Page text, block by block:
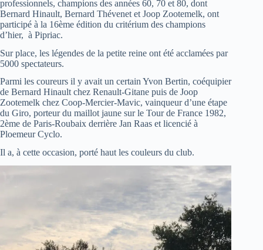
professionnels, champions des années 60, 70 et 80, dont
Bernard Hinault, Bernard Thévenet et Joop Zootemelk, ont
participé à la 16ème édition du critérium des champions
d’hier, à Pipriac.
Sur place, les légendes de la petite reine ont été acclamées par
5000 spectateurs.
Parmi les coureurs il y avait un certain Yvon Bertin, coéquipier
de Bernard Hinault chez Renault-Gitane puis de Joop
Zootemelk chez Coop-Mercier-Mavic, vainqueur d’une étape
du Giro, porteur du maillot jaune sur le Tour de France 1982,
2ème de Paris-Roubaix derrière Jan Raas et licencié à
Ploemeur Cyclo.
Il a, à cette occasion, porté haut les couleurs du club.